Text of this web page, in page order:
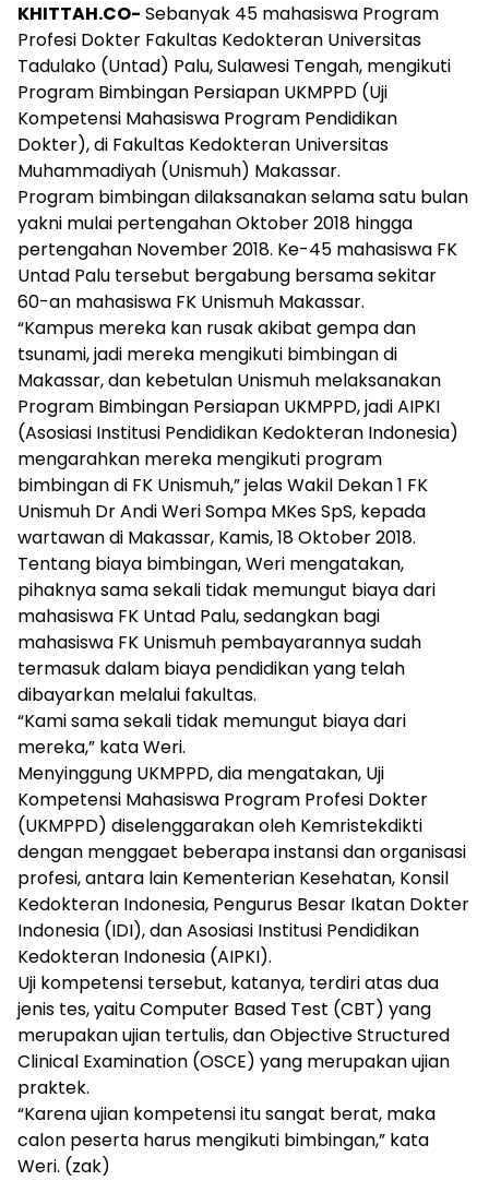
KHITTAH.CO- Sebanyak 45 mahasiswa Program
Profesi Dokter Fakultas Kedokteran Universitas
Tadulako (Untad) Palu, Sulawesi Tengah, mengikuti
Program Bimbingan Persiapan UKMPPD (Uji
Kompetensi Mahasiswa Program Pendidikan
Dokter), di Fakultas Kedokteran Universitas
Muhammadiyah (Unismuh) Makassar.
Program bimbingan dilaksanakan selama satu bulan
yakni mulai pertengahan Oktober 2018 hingga
pertengahan November 2018. Ke-45 mahasiswa FK
Untad Palu tersebut bergabung bersama sekitar
60-an mahasiswa FK Unismuh Makassar.
“Kampus mereka kan rusak akibat gempa dan
tsunami, jadi mereka mengikuti bimbingan di
Makassar, dan kebetulan Unismuh melaksanakan
Program Bimbingan Persiapan UKMPPD, jadi AIPKI
(Asosiasi Institusi Pendidikan Kedokteran Indonesia)
mengarahkan mereka mengikuti program
bimbingan di FK Unismuh,” jelas Wakil Dekan 1 FK
Unismuh Dr Andi Weri Sompa MKes SpS, kepada
wartawan di Makassar, Kamis, 18 Oktober 2018.
Tentang biaya bimbingan, Weri mengatakan,
pihaknya sama sekali tidak memungut biaya dari
mahasiswa FK Untad Palu, sedangkan bagi
mahasiswa FK Unismuh pembayarannya sudah
termasuk dalam biaya pendidikan yang telah
dibayarkan melalui fakultas.
“Kami sama sekali tidak memungut biaya dari
mereka,” kata Weri.
Menyinggung UKMPPD, dia mengatakan, Uji
Kompetensi Mahasiswa Program Profesi Dokter
(UKMPPD) diselenggarakan oleh Kemristekdikti
dengan menggaet beberapa instansi dan organisasi
profesi, antara lain Kementerian Kesehatan, Konsil
Kedokteran Indonesia, Pengurus Besar Ikatan Dokter
Indonesia (IDI), dan Asosiasi Institusi Pendidikan
Kedokteran Indonesia (AIPKI).
Uji kompetensi tersebut, katanya, terdiri atas dua
jenis tes, yaitu Computer Based Test (CBT) yang
merupakan ujian tertulis, dan Objective Structured
Clinical Examination (OSCE) yang merupakan ujian
praktek.
“Karena ujian kompetensi itu sangat berat, maka
calon peserta harus mengikuti bimbingan,” kata
Weri. (zak)